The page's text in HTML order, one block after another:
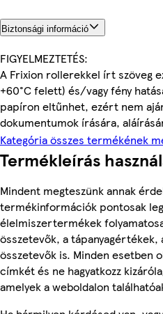
Biztonsági információ
FIGYELMEZTETÉS:
A Frixion rollerekkel írt szöveg
+60°C felett) és/vagy fény
papíron eltűnhet, ezért nem
dokumentumok írására,
Kategória összes termékének
Termékleírás
Mindent megteszünk annak
termékinformációk pontosak
élelmiszertermékek
összetevők, a
összetevők is. Minden esetben
címkét és ne hagyatkozz
amelyek a weboldalon